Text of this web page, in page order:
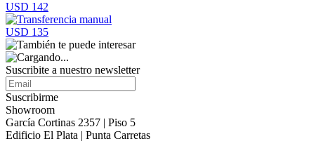
USD 142
USD 135
Suscribite a nuestro newsletter
Suscribirme
Showroom
García Cortinas 2357 | Piso 5
Edificio El Plata | Punta Carretas